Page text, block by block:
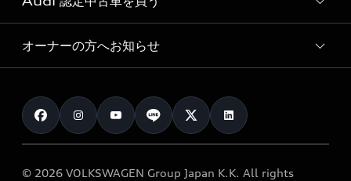
価格シミュレーション
車両比較
カタログ一覧
Audi collection
アウディナビアプリ
サービス入庫予約
サービスプログラム
メンテナンス
車検 / 定期点検
e-tronアフターサポート
Audi認定中古車
クオリティ
保証
メンテナンス
オーナーの方へお知らせ
お知らせ
オーナー様向けキャンペーン
© 2026 VOLKSWAGEN Group Japan K.K. All rights